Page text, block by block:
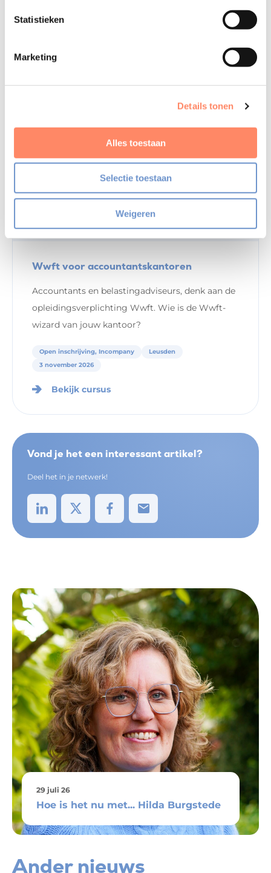
Statistieken
Marketing
Details tonen
Alles toestaan
Selectie toestaan
Weigeren
De wetgever heeft de drempel voor het melden van
ongebruikelijke transacties bewust laag gehouden. Dit
ongebruikelijk vindt, het accountantskantoor tot melding
accountantskantoren alleen verplicht als zij een oob-
Meer weten? Bekijk dan de volgende cursus:
€ 315
Niet-leden:
€ 365
Wwft voor accountantskantoren
Accountants en belastingadviseurs, denk aan de
opleidingsverplichting Wwft. Wie is de Wwft-
wizard van jouw kantoor?
Open inschrijving, Incompany
Leusden
3 november 2026
Bekijk cursus
Vond je het een interessant artikel?
Deel het in je netwerk!
29 juli 26
Hoe is het nu met... Hilda Burgstede
Ander nieuws